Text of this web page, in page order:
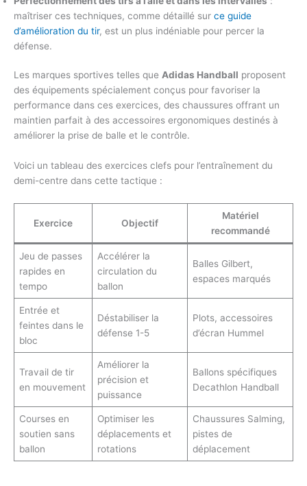
maîtriser ces techniques, comme détaillé sur ce guide
d’amélioration du tir, est un plus indéniable pour percer la
défense.
Les marques sportives telles que Adidas Handball proposent
des équipements spécialement conçus pour favoriser la
performance dans ces exercices, des chaussures offrant un
maintien parfait à des accessoires ergonomiques destinés à
améliorer la prise de balle et le contrôle.
Voici un tableau des exercices clefs pour l’entraînement du
demi-centre dans cette tactique :
Exercice Objectif
Matériel
recommandé
Jeu de passes
rapides en
tempo
Accélérer la
circulation du
ballon
Balles Gilbert,
espaces marqués
Entrée et
feintes dans le
bloc
Déstabiliser la
défense 1-5
Plots, accessoires
d’écran Hummel
Travail de tir
en mouvement
Améliorer la
précision et
puissance
Ballons spécifiques
Decathlon Handball
Courses en
soutien sans
ballon
Optimiser les
déplacements et
rotations
Chaussures Salming,
pistes de
déplacement